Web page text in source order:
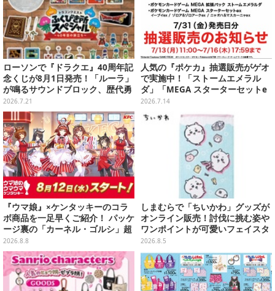
ローソンで『ドラクエ』40周年記
念くじが8月1日発売！「ルーラ」
が鳴るサウンドブロック、歴代勇
者＆スライムのフィギュアなど、
シリーズを振り返る景品盛りだく
さん
2026.7.21
人気の『ポケカ』抽選販売がゲオ
で実施中！「ストームエメラル
ダ」「MEGA スターターセットe
x」各種の全4商品
2026.7.14
『ウマ娘』×ケンタッキーのコラ
ボ商品を一足早くご紹介！ パッケ
ージ裏の「カーネル・ゴルシ」超
長文コラボ告知は必見、オリジナ
ル商品はガツンと来るにんにくが
美味しくて「全銀河☆ゴルゴルチ
キン化計画」の一部になる【実物
レポ】
2026.8.8
しまむらで「ちいかわ」グッズが
オンライン販売！討伐に挑む姿や
ワンポイントが可愛いフェイスタ
オル、バスマットなど全14種
2026.8.5